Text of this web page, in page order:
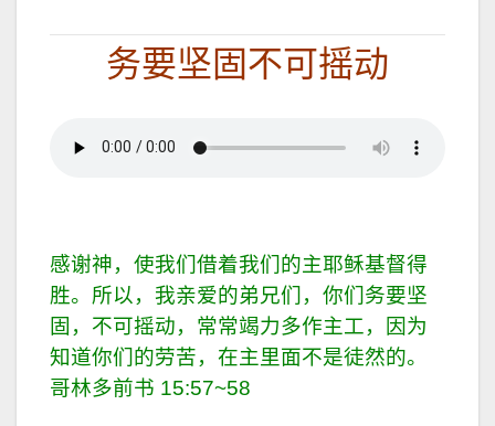
务要坚固不可摇动
感谢神，使我们借着我们的主耶稣基督得
胜。所以，我亲爱的弟兄们，你们务要坚
固，不可摇动，常常竭力多作主工，因为
知道你们的劳苦，在主里面不是徒然的。
哥林多前书 15:57~58